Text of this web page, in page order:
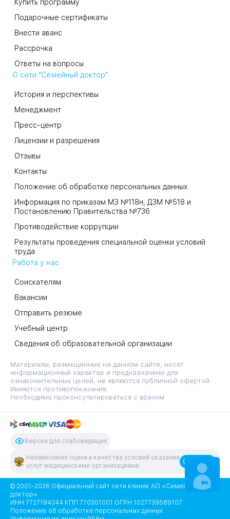
Купить программу
Подарочные сертификаты
Внести аванс
Рассрочка
Ответы на вопросы
О сети "Семейный доктор"
История и перспективы
Менеджмент
Пресс-центр
Лицензии и разрешения
Отзывы
Контакты
Положение об обработке персональных данных
Информация по приказам МЗ №118н, ДЗМ №518 и
Постановлению Правительства №736
Противодействие коррупции
Результаты проведения специальной оценки условий
труда
Работа у нас
Соискателям
Вакансии
Отправить резюме
Учебный центр
Сведения об образовательной организации
Материалы, размещенные на данном сайте, носят
информационный характер и предназначены для
ознакомительных целей, не являются публичной офертой.
Имеются противопоказания.
Необходимо проконсультироваться с врачом.
Версия для слабовидящих
Независимая оценка качества условий оказания
услуг медицинскими организациями
Оценить
© 2001–2026 Официальный сайт сети клиник АО «Семейный
доктор»
ИНН 7727194344 КПП 770301001 ОГРН 1027739589107
Положение об обработке персональных данных
ЗАПИСАТЬСЯ
НА ПРИЕМ